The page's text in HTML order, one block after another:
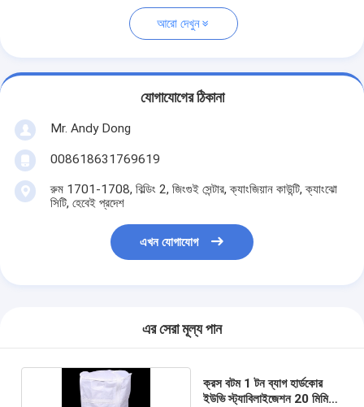
আরো দেখুন
যোগাযোগের ঠিকানা
Mr. Andy Dong
008618631769619
রুম 1701-1708, বিল্ডিং 2, জিংগুই সেন্টার, ক্যাংজিয়ান কাউন্টি, ক্যাংঝো
সিটি, হেবেই প্রদেশ
এখন যোগাযোগ
এর সেরা মূল্য পান
ক্রস বটম 1 টন ব্যাগ হার্ডকোর
ইউভি স্ট্যাবিলাইজেশন 20 মিমি